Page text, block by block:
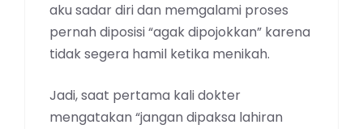
aku sadar diri dan memgalami proses
pernah diposisi “agak dipojokkan” karena
tidak segera hamil ketika menikah.
Jadi, saat pertama kali dokter
mengatakan “jangan dipaksa lahiran